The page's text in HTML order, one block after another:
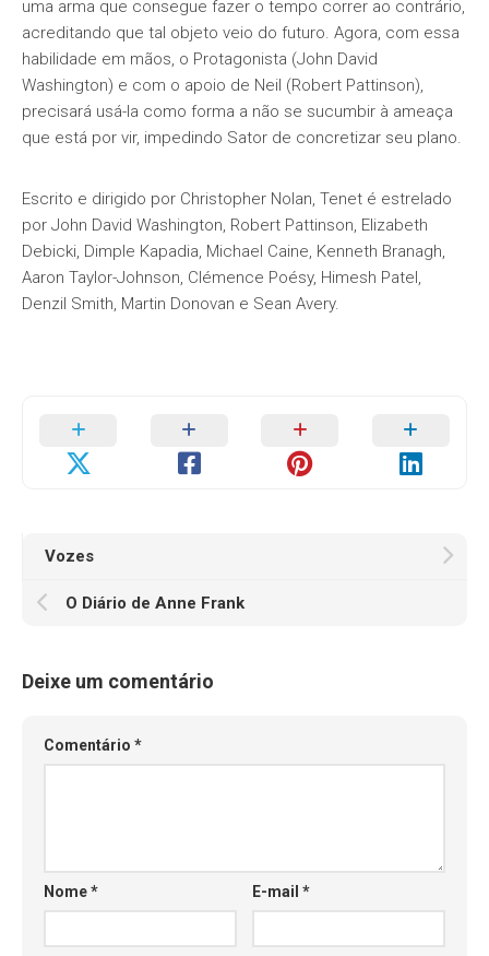
uma arma que consegue fazer o tempo correr ao contrário,
acreditando que tal objeto veio do futuro. Agora, com essa
habilidade em mãos, o Protagonista (John David
Washington) e com o apoio de Neil (Robert Pattinson),
precisará usá-la como forma a não se sucumbir à ameaça
que está por vir, impedindo Sator de concretizar seu plano.
Escrito e dirigido por Christopher Nolan, Tenet é estrelado
por John David Washington, Robert Pattinson, Elizabeth
Debicki, Dimple Kapadia, Michael Caine, Kenneth Branagh,
Aaron Taylor-Johnson, Clémence Poésy, Himesh Patel,
Denzil Smith, Martin Donovan e Sean Avery.
Vozes
O Diário de Anne Frank
Deixe um comentário
Comentário *
Nome* E-mail*